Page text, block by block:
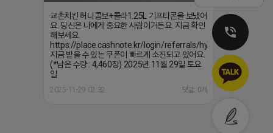
교촌치킨 허니콤보+콜라1.25L 기프티콘을 보냈어
요. 당신은 나에게 중요한 사람이거든요. 지금 확인
해보세요.
https://place.cashnote.kr/login/referrals/hynOVhG3ekA
지금 받을 수 있는 쿠폰이 빠르게 소진되고 있어요.
(*남은 수량 : 4,460장) 2025년 11월 29일 토요
일
2025-11-29 02:32 댓글: 0개